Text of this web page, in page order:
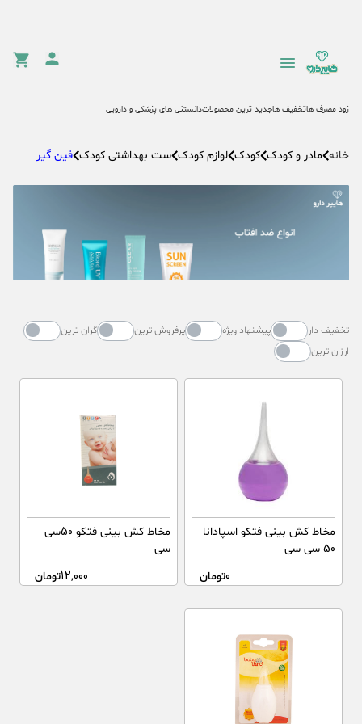
زود مصرف هاتخفیف هاجدید ترین محصولاتدانستنی های پزشکی و دارویی
خانه مادر و کودک کودک لوازم کودک ست بهداشتی کودک فین گیر
تخفیف دار پیشنهاد ویژه پرفروش ترین
گران ترین
ارزان ترین
مخاط کش بینی فتکو اسپادانا
50 سی سی
0تومان
مخاط کش بینی فتکو 50سی
سی
12,000تومان